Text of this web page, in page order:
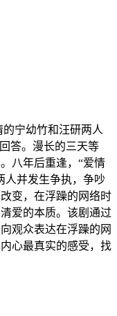
宁幼竹和汪研两人
答。漫长的三天等
八年后重逢，“爱情
人并发生争执，争吵
变，在浮躁的网络时
爱的本质。该剧通过
观众表达在浮躁的网
心最真实的感受，找